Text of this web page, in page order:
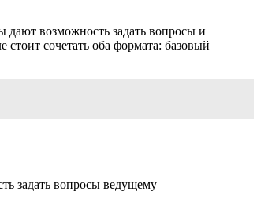
возможность задать вопросы и
сочетать оба формата: базовый
задать вопросы ведущему